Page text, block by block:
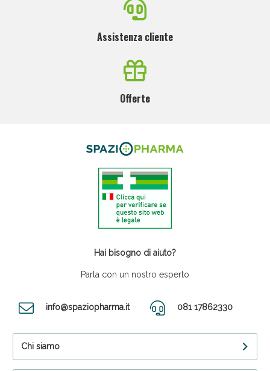
Assistenza cliente
Offerte
Hai bisogno di aiuto?
Parla con un nostro esperto
info@spaziopharma.it 081 17862330
Chi siamo